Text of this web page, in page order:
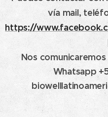
vía mail,
https://
Nos
Whatsapp